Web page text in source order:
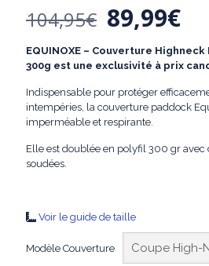
104,95€ Le
prix
initial
était :
104,95€.
89,99€Le
EQUINOXE – Couverture
300g est une exclusivité à prix
Indispensable pour protéger
intempéries, la couverture paddock
imperméable et respirante.
Elle est doublée en polyfil 300 gr
soudées.
Voir le guide de taille
Modèle Couverture